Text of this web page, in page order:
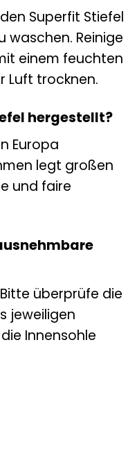
Superfit Stiefel
waschen. Reinige
einem feuchten
Luft trocknen.
hergestellt?
Europa
legt großen
und faire
überprüfe die
jeweiligen
Innensohle